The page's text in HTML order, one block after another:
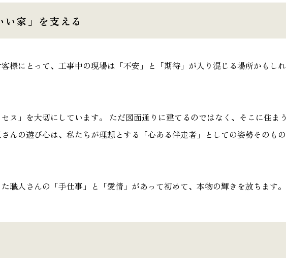
家」を支える
様にとって、工事中の現場は「不安」と「期待」が入り混じる場所かもし
ス」を大切にしています。 ただ図面通りに建てるのではなく、そこに住ま
んの遊び心は、私たちが理想とする「心ある伴走者」としての姿勢そのも
職人さんの「手仕事」と「愛情」があって初めて、本物の輝きを放ちます。